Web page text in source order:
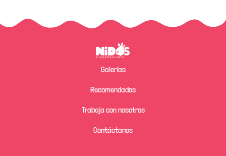
Pie de página
Galerías
Recomendados
Trabaja con nosotros
Contáctanos